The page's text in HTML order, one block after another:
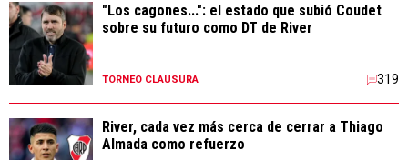
"Los cagones...": el estado que subió Coudet
sobre su futuro como DT de River
TORNEO CLAUSURA 319
River, cada vez más cerca de cerrar a Thiago
Almada como refuerzo